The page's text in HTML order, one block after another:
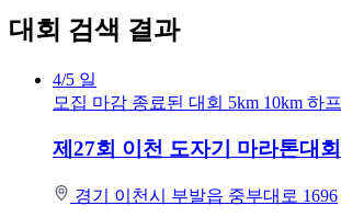
대회 검색 결과
4/5 일
모집 마감 종료된 대회 5km 10km 하프
제27회 이천 도자기 마라톤대회
경기 이천시 부발읍 중부대로 1696